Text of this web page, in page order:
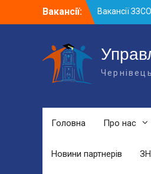
Вакансії:
Вакансії
Вакансії
р.
Головна Про нас
Новини партнерів